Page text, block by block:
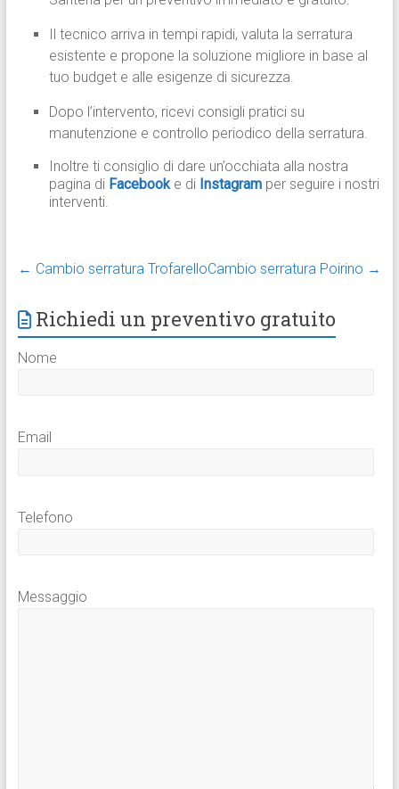
Il tecnico arriva in tempi rapidi, valuta la serratura
esistente e propone la soluzione migliore in base al
tuo budget e alle esigenze di sicurezza.
Dopo l’intervento, ricevi consigli pratici su
manutenzione e controllo periodico della serratura.
Inoltre ti consiglio di dare un’occhiata alla nostra
pagina di Facebook e di Instagram per seguire i nostri
interventi.
← Cambio serratura TrofarelloCambio serratura Poirino →
Richiedi un preventivo gratuito
Nome
Email
Telefono
Messaggio